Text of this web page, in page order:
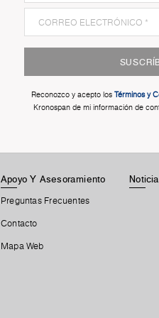
Reconozco y acepto los Términos y
Kronospan de mi información de
Apoyo Y Asesoramiento
Preguntas Frecuentes
Contacto
Mapa Web